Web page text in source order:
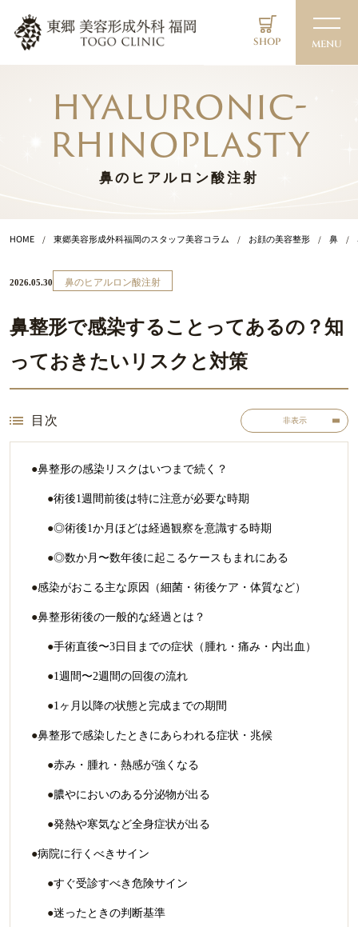
SHOP MENU
hyaluronic-
rhinoplasty
鼻のヒアルロン酸注射
HOME 東郷美容形成外科福岡のスタッフ美容コラム お顔の美容整形 鼻
2026.05.30 鼻のヒアルロン酸注射
鼻整形で感染することってあるの？知
っておきたいリスクと対策
目次 非表示
鼻整形の感染リスクはいつまで続く？
術後1週間前後は特に注意が必要な時期
◎術後1か月ほどは経過観察を意識する時期
◎数か月〜数年後に起こるケースもまれにある
感染がおこる主な原因（細菌・術後ケア・体質など）
鼻整形術後の一般的な経過とは？
手術直後〜3日目までの症状（腫れ・痛み・内出血）
1週間〜2週間の回復の流れ
1ヶ月以降の状態と完成までの期間
鼻整形で感染したときにあらわれる症状・兆候
赤み・腫れ・熱感が強くなる
膿やにおいのある分泌物が出る
発熱や寒気など全身症状が出る
病院に行くべきサイン
すぐ受診すべき危険サイン
迷ったときの判断基準